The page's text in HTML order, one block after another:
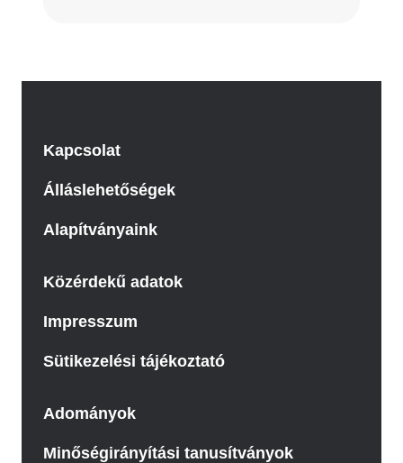
Kapcsolat
Álláslehetőségek
Alapítványaink
Közérdekű adatok
Impresszum
Sütikezelési tájékoztató
Adományok
Minőségirányítási tanusítványok